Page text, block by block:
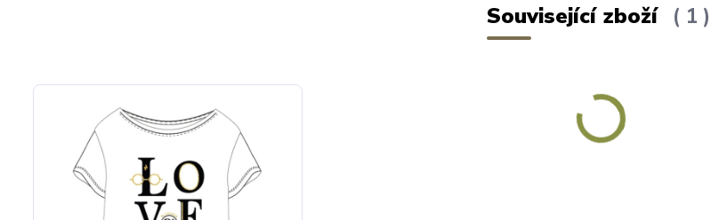
Související zboží 1